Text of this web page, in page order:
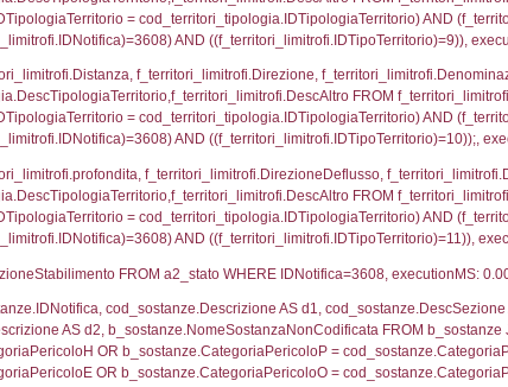
el_comuni.IstComune WHERE
sql: SELECT el_regioni.Regione,
el_province ON el_comuni.IstProvincia =
= el_comuni.IstComune WHERE
sql: SELECT
cod_territori_tipologia ON
cod_territori_tipologia.IDTerritorioTP ) WHERE (
cod_territori_tipologia.DescTipologiaTerritorio,
sql: SELECT f_territori_limitrofi.Distanza,
cod_territori_tipologia.DescTipologiaTerritorio